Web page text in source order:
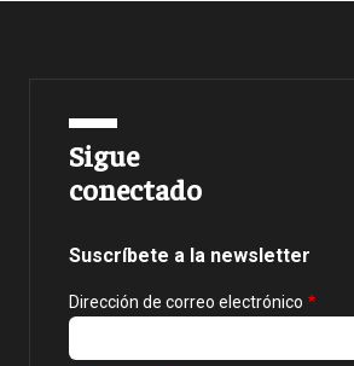
Sigue
conectado
Suscríbete a la newsletter
Dirección de correo electrónico